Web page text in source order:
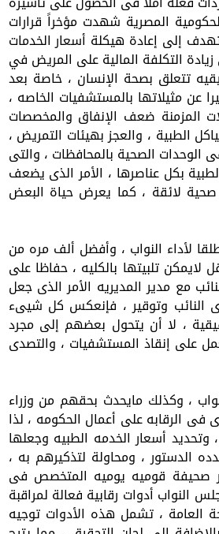
المصرية شهدت مؤخراً قرارات
رقم 95، 230 لسنة 2024، واستمرار تطبيقها في 2025 و 2026) تهدف إلى إعادة هيكلة أسعار الخدمات
التكلفة المالية على المريض في
تتعلق بصحة الإنسان ، خاصة بعد
عن مثيلاتها بالمستشفيات الخاصه ،
المزمنة ضعف الإنفاق والمخصصات
الطبية ، والعجز بهيئات التمريض ،
الصحية بالمحافظات ، والتى
بكل عناصرها ، الأمر الذى يضعف
لائقة ، كما يعرض حياة البعض
لأداء النواب ، وأفضل ألف مره من
لايمكن تلبيتها بالكليه ، حفاظا على
مع مدير المديريه الأمر الذى جعل
النائب وتوقير ، فإنعكس كل شيىء
، لا أن يتحول بعضهم إلى مجرد
على إنقاذ المستشفيات ، والتصدى
، وكذلك مايحدث بحقهم من وزراء
فى الرقابه على أعمال الحكومه ، لذا
أسعار الخدمه الطبيه وجعلها
الدستور ، ومحاولة لتذكيرهم به ،
صحيفة قوميه يوميه المتخصص فى
النواب أدوات رقابية فعالة لمراقبة
العامة ، تشمل هذه الأدوات توجيه